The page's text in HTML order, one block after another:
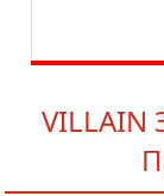
VILLAIN